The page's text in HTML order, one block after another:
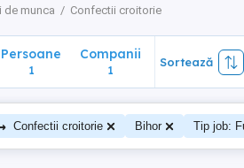
de munca Confectii croitorie
Persoane
1
Companii
1
Sortează
Confectii croitorie Bihor Tip job: